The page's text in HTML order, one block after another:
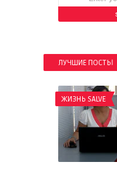
ЛУЧШИЕ ПОСТЫ
ЖИЗНЬ SALVE